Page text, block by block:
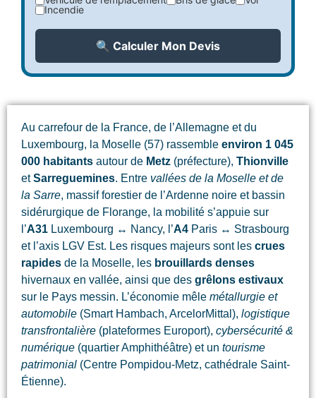
Incendie
🔍 Calculer Mon Devis
Au carrefour de la France, de l’Allemagne et du
Luxembourg, la Moselle (57) rassemble environ 1 045
000 habitants autour de Metz (préfecture), Thionville
etSarreguemines. Entre vallées de la Moselle et de
la Sarre, massif forestier de l’Ardenne noire et bassin
sidérurgique de Florange, la mobilité s’appuie sur
l’A31 Luxembourg ↔ Nancy, l’A4 Paris ↔ Strasbourg
et l’axis LGV Est. Les risques majeurs sont les crues
rapides de la Moselle, les brouillards denses
hivernaux en vallée, ainsi que des grêlons estivaux
sur le Pays messin. L’économie mêle métallurgie et
automobile (Smart Hambach, ArcelorMittal), logistique
transfrontalière (plateformes Europort), cybersécurité &
numérique (quartier Amphithéâtre) et un tourisme
patrimonial (Centre Pompidou-Metz, cathédrale Saint-
Étienne).